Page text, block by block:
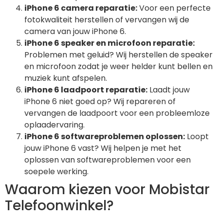
iPhone 6 camera reparatie:Voor een perfecte
fotokwaliteit herstellen of vervangen wij de
camera van jouw iPhone 6.
iPhone 6 speaker en microfoon reparatie:
Problemen met geluid? Wij herstellen de speaker
en microfoon zodat je weer helder kunt bellen en
muziek kunt afspelen.
iPhone 6 laadpoort reparatie: Laadt jouw
iPhone 6 niet goed op? Wij repareren of
vervangen de laadpoort voor een probleemloze
oplaadervaring.
iPhone 6 softwareproblemen oplossen: Loopt
jouw iPhone 6 vast? Wij helpen je met het
oplossen van softwareproblemen voor een
soepele werking.
Waarom kiezen voor Mobistar
Telefoonwinkel?